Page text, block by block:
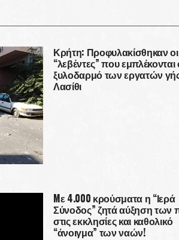
Κρήτη: Προφυλακίσθηκαν οι
“λεβέντες” που
ξυλοδαρμό των εργατών
Λασίθι
Mε 4.000 κρούσματα η “Ιερά
Σύνοδος” ζητά αύξηση των
στις εκκλησίες και καθολικό
“άνοιγμα” των ναών!